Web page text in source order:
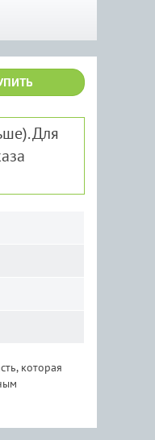
Для
которая